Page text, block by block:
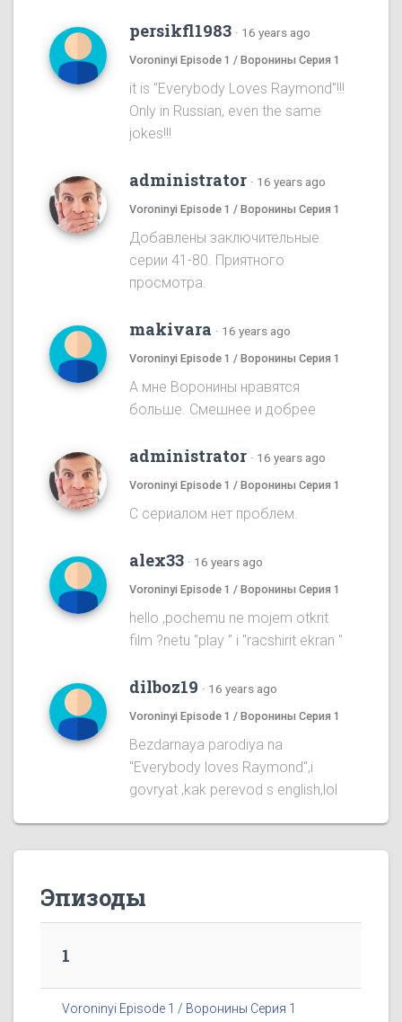
persikfl1983 · 16 years ago
Voroninyi Episode 1 / Воронины Серия 1
it is "Everybody Loves Raymond"!!!
Only in Russian, even the same
jokes!!!
administrator · 16 years ago
Voroninyi Episode 1 / Воронины Серия 1
Добавлены заключительные
серии 41-80. Приятного
просмотра.
makivara · 16 years ago
Voroninyi Episode 1 / Воронины Серия 1
А мне Воронины нравятся
больше. Смешнее и добрее
administrator · 16 years ago
Voroninyi Episode 1 / Воронины Серия 1
С сериалом нет проблем.
alex33 · 16 years ago
Voroninyi Episode 1 / Воронины Серия 1
hello ,pochemu ne mojem otkrit
film ?netu "play " i "racshirit ekran "
dilboz19 · 16 years ago
Voroninyi Episode 1 / Воронины Серия 1
Bezdarnaya parodiya na
''Everybody loves Raymond'',i
govryat ,kak perevod s english,lol
Эпизоды
1
Voroninyi Episode 1 / Воронины Серия 1